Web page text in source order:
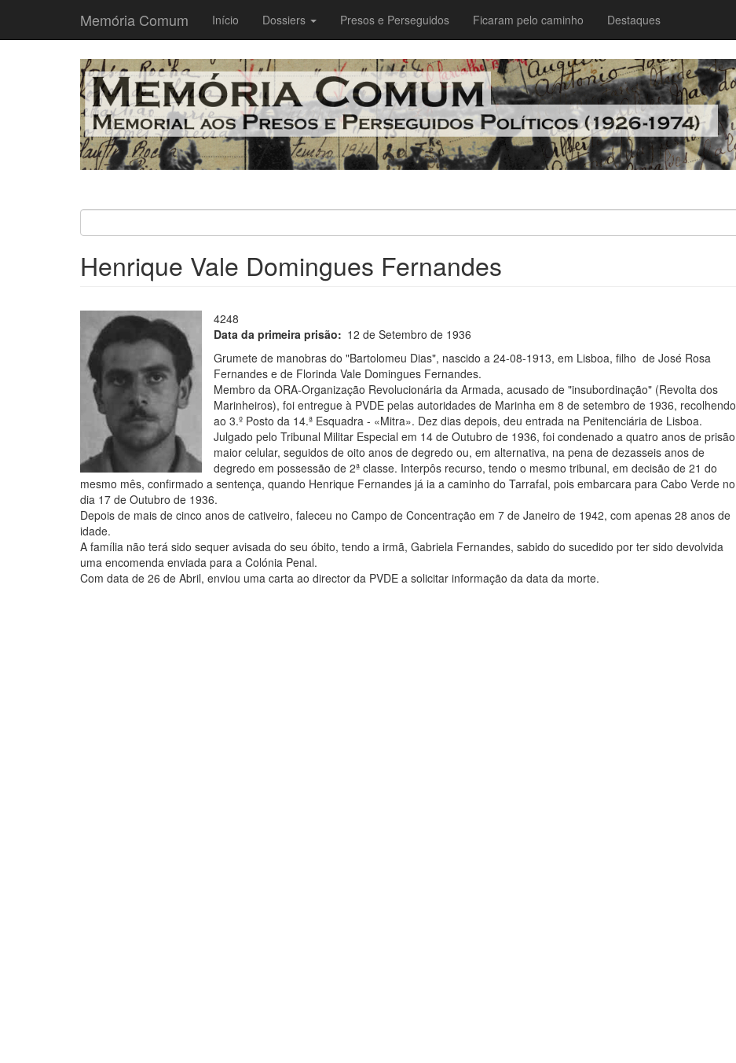
Memória Comum
Main
navigation
Início Dossiers Presos e Perseguidos Ficaram pelo caminho Destaques
Henrique Vale Domingues Fernandes
4248
Data da primeira prisão
12 de Setembro de 1936
Grumete de manobras do "Bartolomeu Dias", nascido a 24-08-1913, em Lisboa, filho de José Rosa
Fernandes e de Florinda Vale Domingues Fernandes.
Membro da ORA-Organização Revolucionária da Armada, acusado de "insubordinação" (Revolta dos
Marinheiros), foi entregue à PVDE pelas autoridades de Marinha em 8 de setembro de 1936, recolhendo
ao 3.º Posto da 14.ª Esquadra - «Mitra». Dez dias depois, deu entrada na Penitenciária de Lisboa.
Julgado pelo Tribunal Militar Especial em 14 de Outubro de 1936, foi condenado a quatro anos de prisão
maior celular, seguidos de oito anos de degredo ou, em alternativa, na pena de dezasseis anos de
degredo em possessão de 2ª classe. Interpôs recurso, tendo o mesmo tribunal, em decisão de 21 do
mesmo mês, confirmado a sentença, quando Henrique Fernandes já ia a caminho do Tarrafal, pois embarcara para Cabo Verde no
dia 17 de Outubro de 1936.
Depois de mais de cinco anos de cativeiro, faleceu no Campo de Concentração em 7 de Janeiro de 1942, com apenas 28 anos de
idade.
A família não terá sido sequer avisada do seu óbito, tendo a irmã, Gabriela Fernandes, sabido do sucedido por ter sido devolvida
uma encomenda enviada para a Colónia Penal.
Com data de 26 de Abril, enviou uma carta ao director da PVDE a solicitar informação da data da morte.